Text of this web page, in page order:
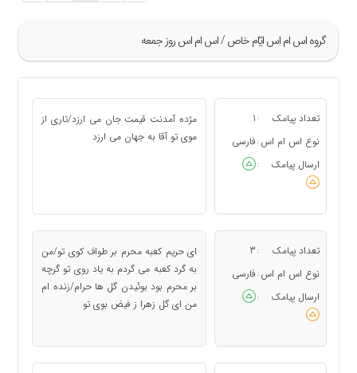
گروه اس ام اس ايّام خاص / اس ام اس روز جمعه
تعداد پیامک :
1
نوع اس ام اس : فارسی
ارسال پیامک
:
مژده آمدنت قیمت جان می ارزد/تاری از
موی تو آقا به جهان می ارزد
تعداد پیامک :
3
نوع اس ام اس : فارسی
ارسال پیامک
:
ای حریم کعبه محرم بر طواف کوی تو/من
به گرد کعبه می گردم به یاد روی تو گرچه
بر محرم بود بوئیدن گل ها حرام/زنده ام
من ای گل زهرا ز فیض بوی تو